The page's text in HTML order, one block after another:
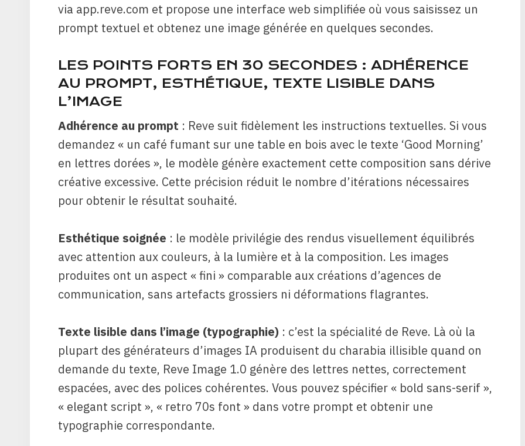
via app.reve.com et propose une interface web simplifiée où vous saisissez un
prompt textuel et obtenez une image générée en quelques secondes.
LES POINTS FORTS EN 30 SECONDES : ADHÉRENCE
AU PROMPT, ESTHÉTIQUE, TEXTE LISIBLE DANS
L’IMAGE
Adhérence au prompt : Reve suit fidèlement les instructions textuelles. Si vous
demandez « un café fumant sur une table en bois avec le texte ‘Good Morning’
en lettres dorées », le modèle génère exactement cette composition sans dérive
créative excessive. Cette précision réduit le nombre d’itérations nécessaires
pour obtenir le résultat souhaité.
Esthétique soignée : le modèle privilégie des rendus visuellement équilibrés
avec attention aux couleurs, à la lumière et à la composition. Les images
produites ont un aspect « fini » comparable aux créations d’agences de
communication, sans artefacts grossiers ni déformations flagrantes.
Texte lisible dans l’image (typographie) : c’est la spécialité de Reve. Là où la
plupart des générateurs d’images IA produisent du charabia illisible quand on
demande du texte, Reve Image 1.0 génère des lettres nettes, correctement
espacées, avec des polices cohérentes. Vous pouvez spécifier « bold sans-serif »,
« elegant script », « retro 70s font » dans votre prompt et obtenir une
typographie correspondante.